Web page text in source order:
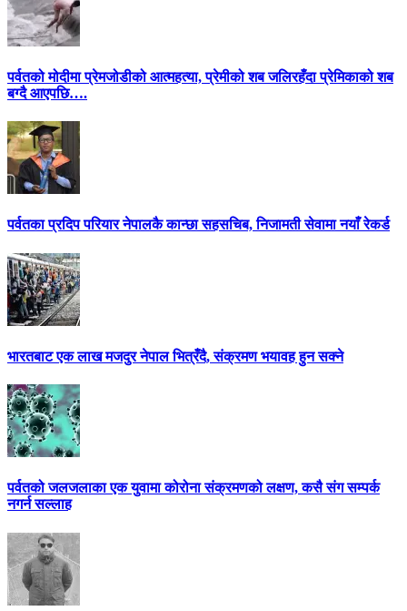
पर्वतको मोदीमा प्रेमजोडीको आत्महत्या, प्रेमीको शब जलिरहँदा प्रेमिकाको शब
बग्दै आएपछि….
पर्वतका प्रदिप परियार नेपालकै कान्छा सहसचिब, निजामती सेवामा नयाँ रेकर्ड
भारतबाट एक लाख मजदुर नेपाल भित्रँदै, संक्रमण भयावह हुन सक्ने
पर्वतको जलजलाका एक युवामा कोरोना संक्रमणको लक्षण, कसै संग सम्पर्क
नगर्न सल्लाह